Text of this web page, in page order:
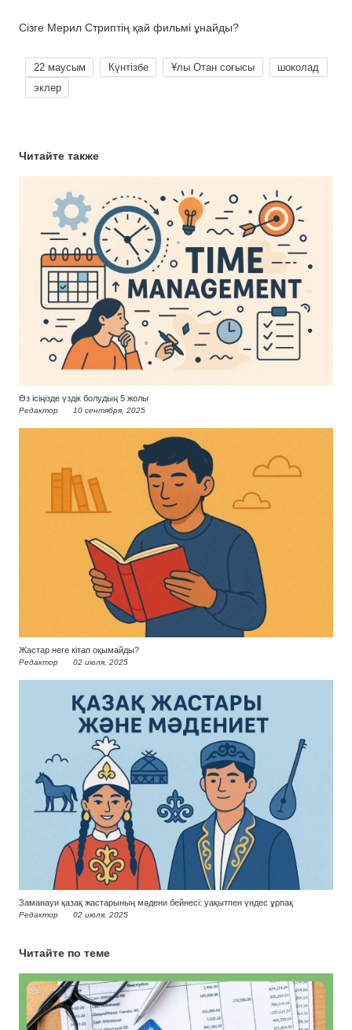
Сізге Мерил Стриптің қай фильмі ұнайды?
22 маусым Күнтізбе Ұлы Отан соғысы
шоколад
эклер
Читайте также
Өз ісіңізде үздік болудың 5 жолы
Редактор 10 сентября, 2025
Жастар неге кітап оқымайды?
Редактор 02 июля, 2025
Заманауи қазақ жастарының мәдени бейнесі: уақытпен үндес ұрпақ
Редактор 02 июля, 2025
Читайте по теме